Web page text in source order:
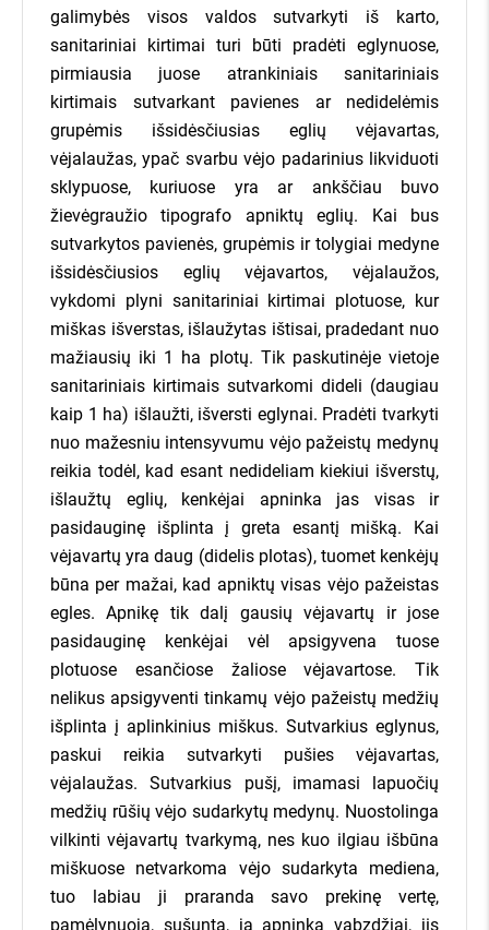
galimybės visos valdos sutvarkyti iš karto,
sanitariniai kirtimai turi būti pradėti eglynuose,
pirmiausia juose atrankiniais sanitariniais
kirtimais sutvarkant pavienes ar nedidelėmis
grupėmis išsidėsčiusias eglių vėjavartas,
vėjalaužas, ypač svarbu vėjo padarinius likviduoti
sklypuose, kuriuose yra ar ankščiau buvo
žievėgraužio tipografo apniktų eglių. Kai bus
sutvarkytos pavienės, grupėmis ir tolygiai medyne
išsidėsčiusios eglių vėjavartos, vėjalaužos,
vykdomi plyni sanitariniai kirtimai plotuose, kur
miškas išverstas, išlaužytas ištisai, pradedant nuo
mažiausių iki 1 ha plotų. Tik paskutinėje vietoje
sanitariniais kirtimais sutvarkomi dideli (daugiau
kaip 1 ha) išlaužti, išversti eglynai. Pradėti tvarkyti
nuo mažesniu intensyvumu vėjo pažeistų medynų
reikia todėl, kad esant nedideliam kiekiui išverstų,
išlaužtų eglių, kenkėjai apninka jas visas ir
pasidauginę išplinta į greta esantį mišką. Kai
vėjavartų yra daug (didelis plotas), tuomet kenkėjų
būna per mažai, kad apniktų visas vėjo pažeistas
egles. Apnikę tik dalį gausių vėjavartų ir jose
pasidauginę kenkėjai vėl apsigyvena tuose
plotuose esančiose žaliose vėjavartose. Tik
nelikus apsigyventi tinkamų vėjo pažeistų medžių
išplinta į aplinkinius miškus. Sutvarkius eglynus,
paskui reikia sutvarkyti pušies vėjavartas,
vėjalaužas. Sutvarkius pušį, imamasi lapuočių
medžių rūšių vėjo sudarkytų medynų. Nuostolinga
vilkinti vėjavartų tvarkymą, nes kuo ilgiau išbūna
miškuose netvarkoma vėjo sudarkyta mediena,
tuo labiau ji praranda savo prekinę vertę,
pamėlynuoja, sušunta, ją apninka vabzdžiai, jis